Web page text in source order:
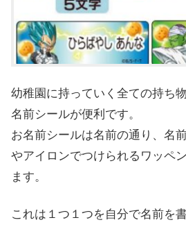
幼稚園に持っていく全ての持ち
名前シールが便利です。
お名前シールは名前の通り、名
やアイロンでつけられるワッペ
ます。
これは１つ１つを自分で名前を